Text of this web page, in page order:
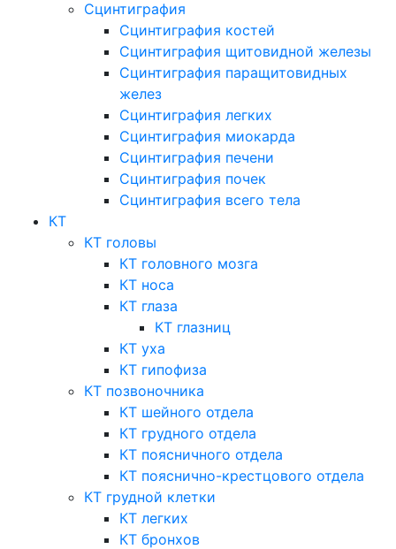
Сцинтиграфия
Сцинтиграфия костей
Сцинтиграфия щитовидной железы
Сцинтиграфия паращитовидных
желез
Сцинтиграфия легких
Сцинтиграфия миокарда
Сцинтиграфия печени
Сцинтиграфия почек
Сцинтиграфия всего тела
КТ
КТ головы
КТ головного мозга
КТ носа
КТ глаза
КТ глазниц
КТ уха
КТ гипофиза
КТ позвоночника
КТ шейного отдела
КТ грудного отдела
КТ поясничного отдела
КТ пояснично-крестцового отдела
КТ грудной клетки
КТ легких
КТ бронхов